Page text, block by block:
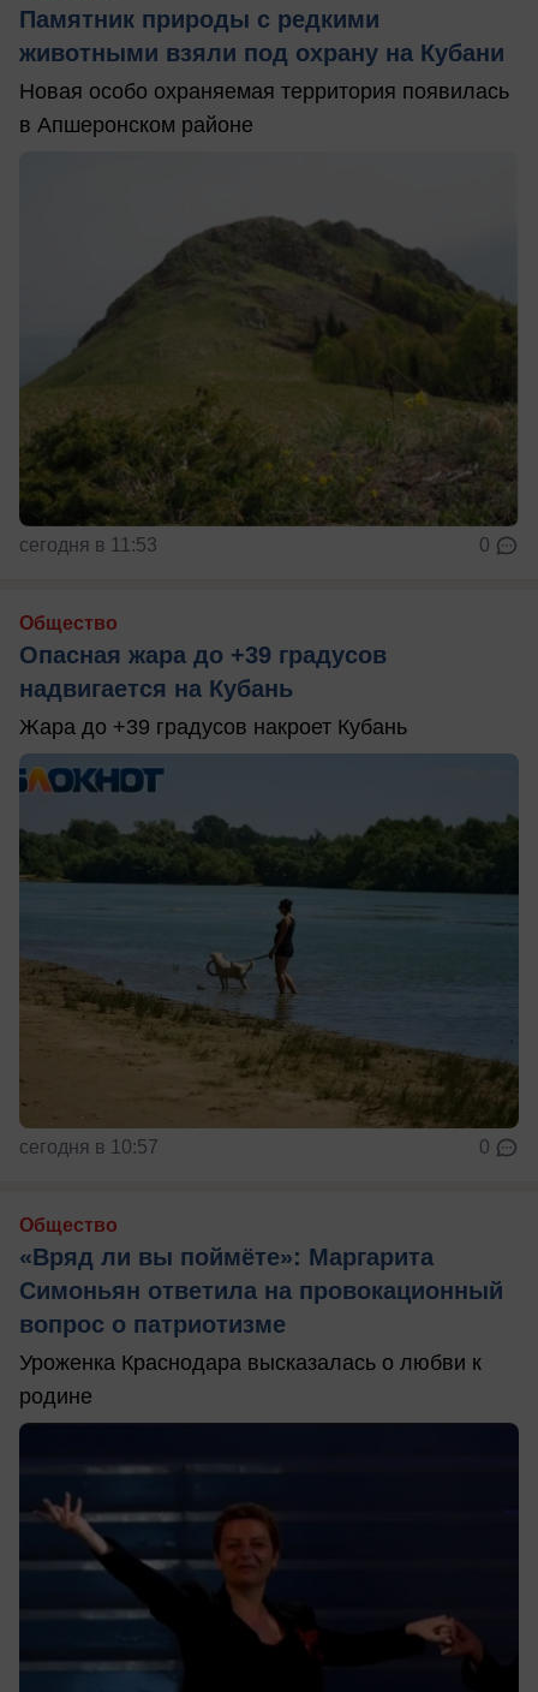
Памятник природы с редкими
животными взяли под охрану на Кубани
Новая особо охраняемая территория появилась
в Апшеронском районе
сегодня в 11:53 0
Общество
Опасная жара до +39 градусов
надвигается на Кубань
Жара до +39 градусов накроет Кубань
сегодня в 10:57 0
Общество
«Вряд ли вы поймёте»: Маргарита
Симоньян ответила на провокационный
вопрос о патриотизме
Уроженка Краснодара высказалась о любви к
родине